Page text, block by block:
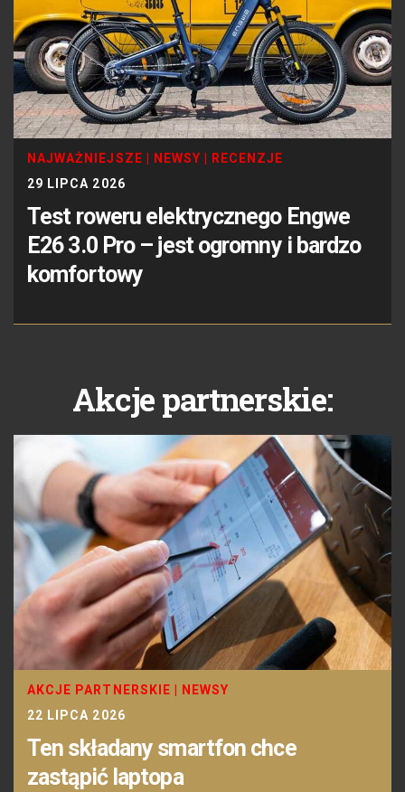
NAJWAŻNIEJSZE NEWSY
RECENZJE
29 LIPCA 2026
Test roweru elektrycznego Engwe
E26 3.0 Pro – jest ogromny i bardzo
komfortowy
Akcje partnerskie:
AKCJE PARTNERSKIE
NEWSY
22 LIPCA 2026
Ten składany smartfon chce
zastąpić laptopa